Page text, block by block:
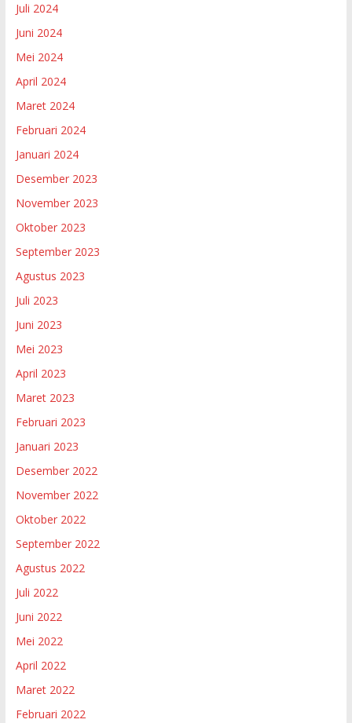
Juli 2024
Juni 2024
Mei 2024
April 2024
Maret 2024
Februari 2024
Januari 2024
Desember 2023
November 2023
Oktober 2023
September 2023
Agustus 2023
Juli 2023
Juni 2023
Mei 2023
April 2023
Maret 2023
Februari 2023
Januari 2023
Desember 2022
November 2022
Oktober 2022
September 2022
Agustus 2022
Juli 2022
Juni 2022
Mei 2022
April 2022
Maret 2022
Februari 2022